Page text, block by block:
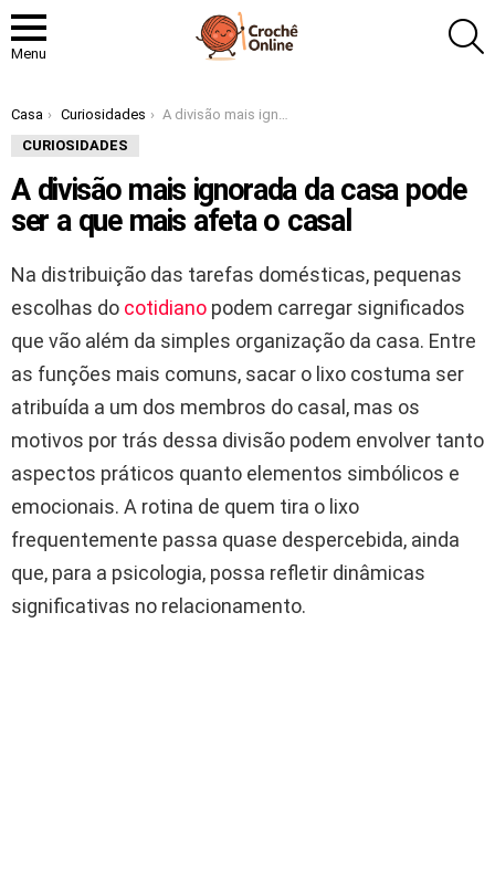
Menu
Você está aqui:
Casa Curiosidades
A divisão mais ignorada da casa pode ser a que mais afeta o casal
CURIOSIDADES
A divisão mais ignorada da casa pode
ser a que mais afeta o casal
Na distribuição das tarefas domésticas, pequenas
escolhas do cotidiano podem carregar significados
que vão além da simples organização da casa. Entre
as funções mais comuns, sacar o lixo costuma ser
atribuída a um dos membros do casal, mas os
motivos por trás dessa divisão podem envolver tanto
aspectos práticos quanto elementos simbólicos e
emocionais. A rotina de quem tira o lixo
frequentemente passa quase despercebida, ainda
que, para a psicologia, possa refletir dinâmicas
significativas no relacionamento.